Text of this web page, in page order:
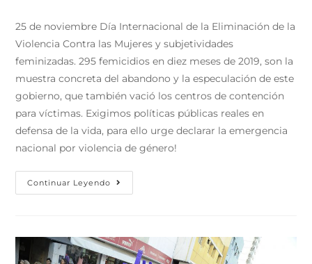
25 de noviembre Día Internacional de la Eliminación de la
Violencia Contra las Mujeres y subjetividades
feminizadas. 295 femicidios en diez meses de 2019, son la
muestra concreta del abandono y la especulación de este
gobierno, que también vació los centros de contención
para víctimas. Exigimos políticas públicas reales en
defensa de la vida, para ello urge declarar la emergencia
nacional por violencia de género!
Continuar Leyendo